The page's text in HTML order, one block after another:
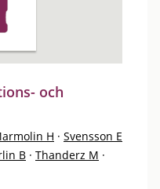
och
H · Svensson E
B · Thanderz M ·